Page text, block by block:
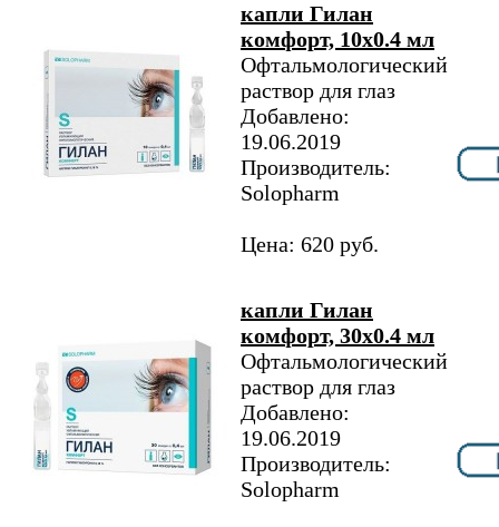
капли Гилан
комфорт, 10х0.4 мл
Офтальмологический
раствор для глаз
Добавлено:
19.06.2019
Производитель:
Solopharm
Цена: 620 руб.
капли Гилан
комфорт, 30х0.4 мл
Офтальмологический
раствор для глаз
Добавлено:
19.06.2019
Производитель:
Solopharm